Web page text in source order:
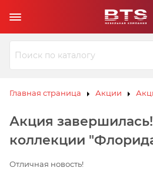
К
КС
СК
КЛ
Л
Э
К
СКЛЮЗИ
Главная страница Акции
Акция
коллекции
Отличная новость!